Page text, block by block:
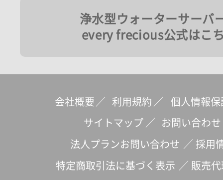
浄水型ウォーターサーバ
every frecious公式はこ
会社概要 ／ 利用規約 ／ 個人情報保
サイトマップ ／ お問い合わせ
法人プランお問い合わせ ／ 採用
特定商取引法に基づく表示 ／ 販売